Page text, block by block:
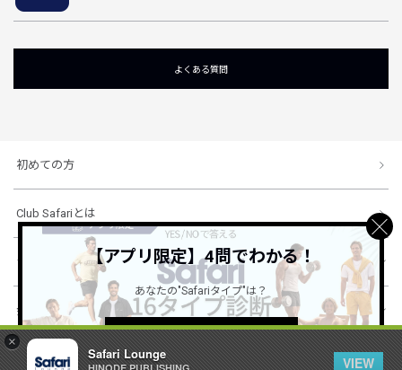
×
Safari Lounge
VIEW
よくある質問
初めての方
Club Safariとは
ショッピングガイド
会社概要・規約
【アプリ限定】4問でわかる！
あなたの"Safariタイプ"は？
詳しくはこちら ＞